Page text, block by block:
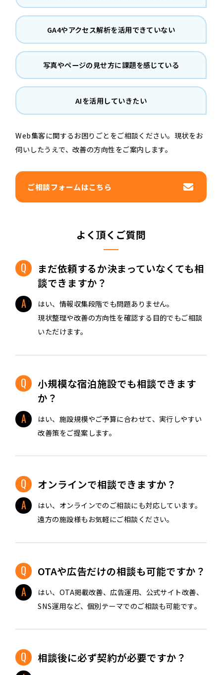
GA4やアクセス解析を活用できていない
写真やページの見せ方に課題を感じている
AIを活用していきたい
Web集客に関するお困りごとをご相談ください。現状をお
伺いしたうえで、改善の方向性をご案内します。
ご相談フォームはこちら
よく頂くご質問
まだ依頼するか決まっていなくても相
談できますか？
はい、情報収集段階でも問題ありません。
現状整理や改善の方向性を確認する目的でもご相談
いただけます。
小規模な宿泊施設でも相談できます
か？
はい、施設規模やご予算に合わせて、実行しやすい
改善策をご提案します。
オンラインで相談できますか？
はい、オンラインでのご相談にも対応しています。
遠方の施設様もお気軽にご相談ください。
OTAや広告だけの相談も可能ですか？
はい、OTA掲載改善、広告運用、公式サイト改善、
SNS運用など、個別テーマでのご相談も可能です。
相談後に必ず契約が必要ですか？